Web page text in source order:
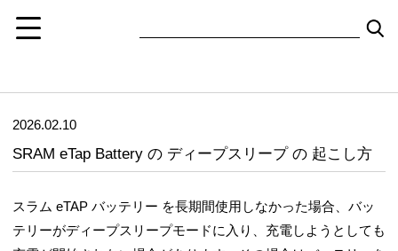
2026.02.10
SRAM eTap Battery の ディープスリープ の 起こし方
スラム eTAP バッテリー を長期間使用しなかった場合、バッ
テリーがディープスリープモードに入り、充電しようとしても